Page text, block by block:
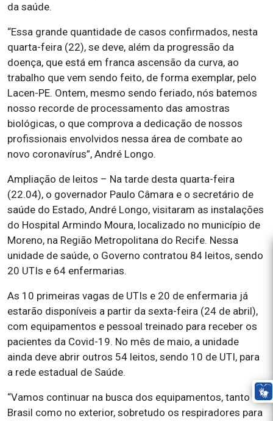
da saúde.
“Essa grande quantidade de casos confirmados, nesta
quarta-feira (22), se deve, além da progressão da
doença, que está em franca ascensão da curva, ao
trabalho que vem sendo feito, de forma exemplar, pelo
Lacen-PE. Ontem, mesmo sendo feriado, nós batemos
nosso recorde de processamento das amostras
biológicas, o que comprova a dedicação de nossos
profissionais envolvidos nessa área de combate ao
novo coronavírus”, André Longo.
Ampliação de leitos – Na tarde desta quarta-feira
(22.04), o governador Paulo Câmara e o secretário de
saúde do Estado, André Longo, visitaram as instalações
do Hospital Armindo Moura, localizado no município de
Moreno, na Região Metropolitana do Recife. Nessa
unidade de saúde, o Governo contratou 84 leitos, sendo
20 UTIs e 64 enfermarias.
As 10 primeiras vagas de UTIs e 20 de enfermaria já
estarão disponíveis a partir da sexta-feira (24 de abril),
com equipamentos e pessoal treinado para receber os
pacientes da Covid-19. No mês de maio, a unidade
ainda deve abrir outros 54 leitos, sendo 10 de UTI, para
a rede estadual de Saúde.
“Vamos continuar na busca dos equipamentos, tanto no
Brasil como no exterior, sobretudo os respiradores para